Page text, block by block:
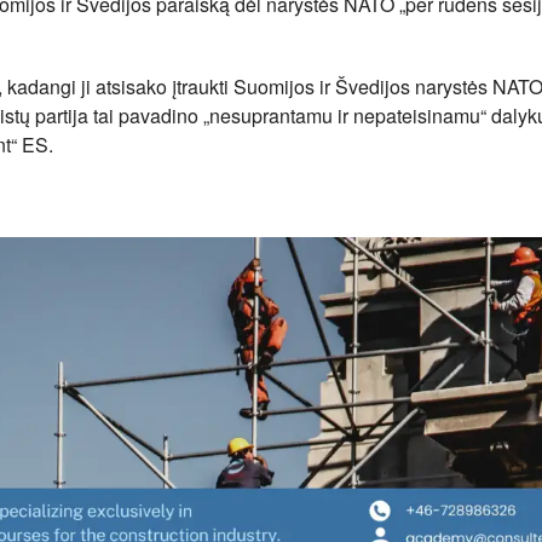
ji atsisako įtraukti Suomijos ir Švedijos narystės
partija tai pavadino „nesuprantamu ir nepateisinamu“
ES.